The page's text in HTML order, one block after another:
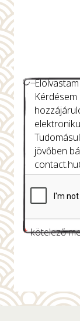
jövőben
*kötelező